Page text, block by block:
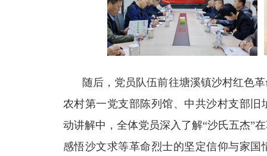
随后，党员队伍前往塘溪镇沙村红色
农村第一党支部陈列馆、中共沙村支部
动讲解中，全体党员深入了解“沙氏五杰”
感悟沙文求等革命烈士的坚定信仰与家